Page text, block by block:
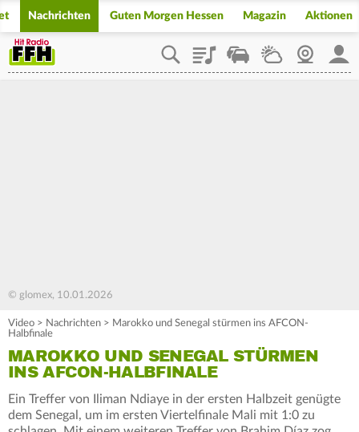
Nachrichten Guten Morgen Hessen Magazin Aktionen
PlaylistStaupilotWetterWebcam
© glomex, 10.01.2026
Video > Nachrichten > Marokko und Senegal stürmen ins AFCON-
Halbfinale
MAROKKO UND SENEGAL STÜRMEN
INS AFCON-HALBFINALE
Ein Treffer von Iliman Ndiaye in der ersten Halbzeit genügte
dem Senegal, um im ersten Viertelfinale Mali mit 1:0 zu